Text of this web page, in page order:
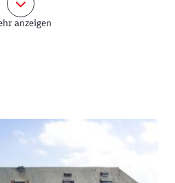
berühmte Handwerker
Spuren. Sie sorgten dafür,
zu den herausragenden
zählt.
auf dem Schloss
Besuchern in drei
dem
derzeit 38
anzeigen